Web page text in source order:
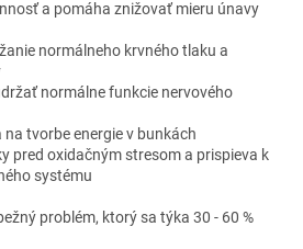
a pomáha znižovať mieru únavy
normálneho krvného tlaku a
normálne funkcie nervového
na tvorbe energie v bunkách
pred oxidačným stresom a prispieva k
systému
problém, ktorý sa týka 30 - 60 %